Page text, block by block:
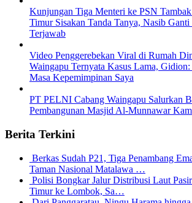
Kunjungan Tiga Menteri ke PSN
Timur Sisakan Tanda Tanya, Nasib
Terjawab
Video Penggerebekan Viral di Rumah
Waingapu Ternyata Kasus Lama,
Masa Kepemimpinan Saya
PT PELNI Cabang Waingapu Salurkan
Pembangunan Masjid Al-Munnawar
Berita Terkini
Berkas Sudah P21, Tiga Penambang
Taman Nasional Matalawa …
Polisi Bongkar Jalur Distribusi Laut
Timur ke Lombok, Sa…